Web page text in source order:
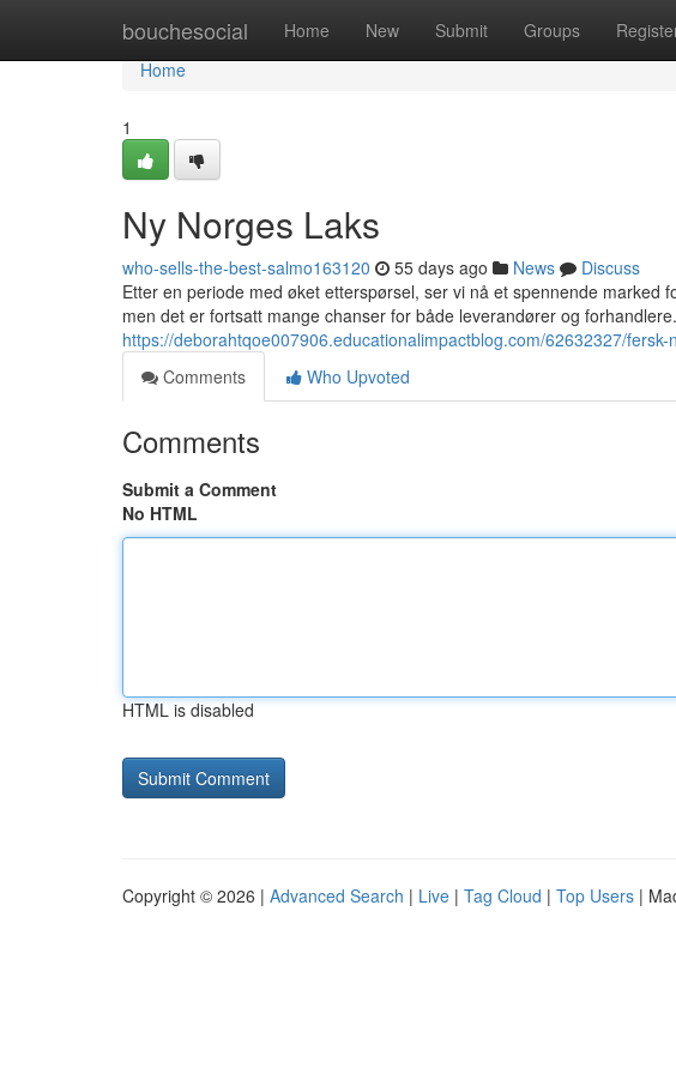
bouchesocial Home New Submit Groups
Home
Home
1
Ny Norges Laks
who-sells-the-best-salmo163120 55 days ago News
Discuss
Etter en periode med øket etterspørsel, ser vi nå et spennende
men det er fortsatt mange chanser for både leverandører og
https://deborahtqoe007906.educationalimpactblog.com/62632327/fersk-
Comments
Who Upvoted
Comments
Submit a Comment
No HTML
HTML is disabled
Copyright © 2026 | Advanced Search | Live | Tag Cloud | Top Users |